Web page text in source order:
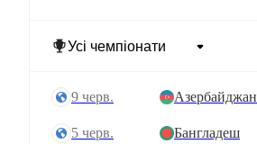
9 черв. Азербайджан
5 черв. Бангладеш